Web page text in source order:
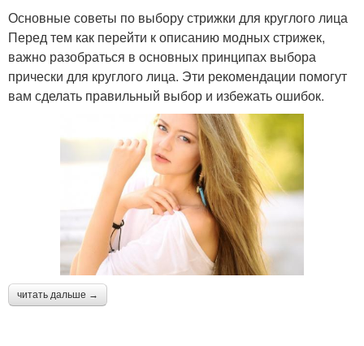
Основные советы по выбору стрижки для круглого лица
Перед тем как перейти к описанию модных стрижек,
важно разобраться в основных принципах выбора
прически для круглого лица. Эти рекомендации помогут
вам сделать правильный выбор и избежать ошибок.
читать дальше →